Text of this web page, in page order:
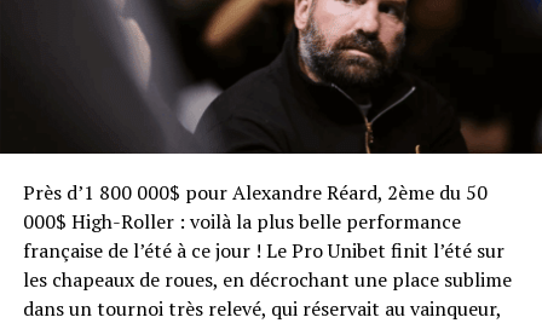
Près d’1 800 000$ pour Alexandre Réard, 2ème du 50
000$ High-Roller : voilà la plus belle performance
française de l’été à ce jour ! Le Pro Unibet finit l’été sur
les chapeaux de roues, en décrochant une place sublime
dans un tournoi très relevé, qui réservait au vainqueur,